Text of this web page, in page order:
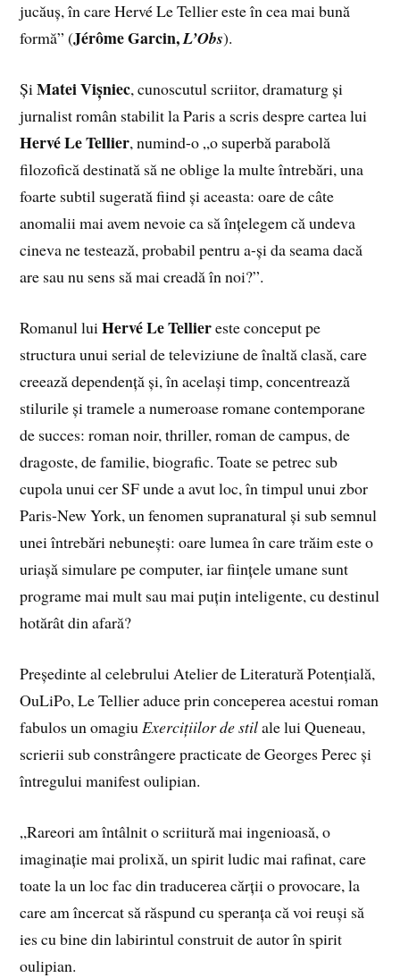
jucăuș, în care Hervé Le Tellier este în cea mai bună
formă” (Jérôme Garcin,L’Obs).
ȘiMatei Vișniec, cunoscutul scriitor, dramaturg și
jurnalist român stabilit la Paris a scris despre cartea lui
Hervé Le Tellier, numind-o „o superbă parabolă
filozofică destinată să ne oblige la multe întrebări, una
foarte subtil sugerată fiind şi aceasta: oare de câte
anomalii mai avem nevoie ca să înţelegem că undeva
cineva ne testează, probabil pentru a-şi da seama dacă
are sau nu sens să mai creadă în noi?”.
Romanul luiHervé Le Telliereste conceput pe
structura unui serial de televiziune de înaltă clasă, care
creează dependență și, în același timp, concentrează
stilurile și tramele a numeroase romane contemporane
de succes: roman noir, thriller, roman de campus, de
dragoste, de familie, biografic. Toate se petrec sub
cupola unui cer SF unde a avut loc, în timpul unui zbor
Paris-New York, un fenomen supranatural și sub semnul
unei întrebări nebunești: oare lumea în care trăim este o
uriașă simulare pe computer, iar ființele umane sunt
programe mai mult sau mai puțin inteligente, cu destinul
hotărât din afară?
Președinte al celebrului Atelier de Literatură Potențială,
OuLiPo, Le Tellier aduce prin conceperea acestui roman
fabulos un omagiuExercițiilor de stilale lui Queneau,
scrierii sub constrângere practicate de Georges Perec și
întregului manifest oulipian.
„Rareori am întâlnit o scriitură mai ingenioasă, o
imaginație mai prolixă, un spirit ludic mai rafinat, care
toate la un loc fac din traducerea cărții o provocare, la
care am încercat să răspund cu speranța că voi reuși să
ies cu bine din labirintul construit de autor în spirit
oulipian.